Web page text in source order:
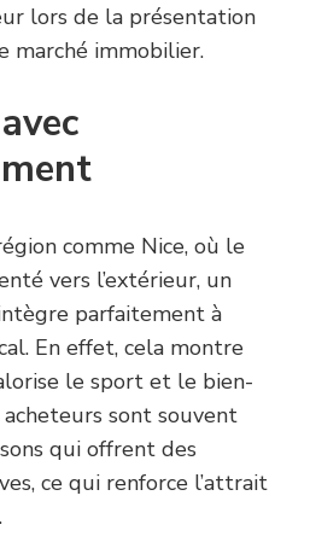
lors de la présentation
marché immobilier.
comme Nice, où le
vers l’extérieur, un
parfaitement à
En effet, cela montre
le sport et le bien-
sont souvent
qui offrent des
ce qui renforce l’attrait